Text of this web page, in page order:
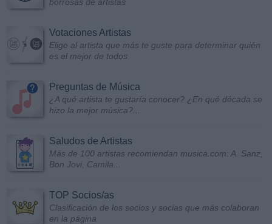
Votaciones Artistas
Elige al artista que más te guste para determinar quién
es el mejor de todos
Preguntas de Música
¿A qué artista te gustaría conocer? ¿En qué década se
hizo la mejor música?...
Saludos de Artistas
Más de 100 artistas recomiendan musica.com: A. Sanz,
Bon Jovi, Camila...
TOP Socios/as
Clasificación de los socios y socias que más colaboran
en la página